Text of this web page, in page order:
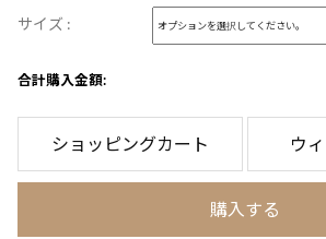
サイズ :
合計購入金額:
ショッピングカート ウ
購入する